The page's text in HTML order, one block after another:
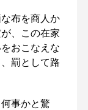
布を商人か
、この在家
おこなえな
罰として路
事かと驚